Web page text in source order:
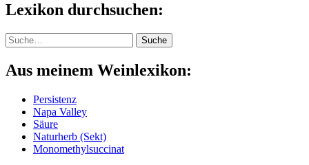
Lexikon durchsuchen:
Suche Suche
Aus meinem Weinlexikon:
Persistenz
Napa Valley
Säure
Naturherb (Sekt)
Monomethylsuccinat